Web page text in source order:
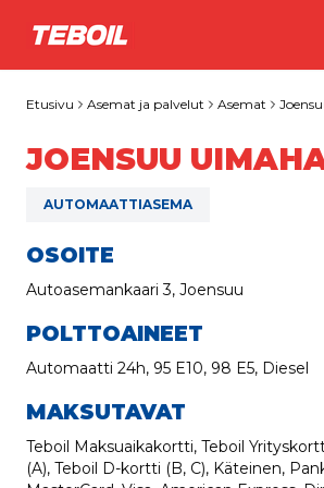
Siirry pääsisältöön
Etusivu Asemat ja palvelut Asemat
JOENSUU
AUTOMAATTIASEMA
OSOITE
Autoasemankaari 3, Joensuu
POLTTOAINEET
Automaatti 24h, 95 E10, 98 E5, Diesel
MAKSUTAVAT
Teboil Maksuaikakortti, Teboil
(A), Teboil D-kortti (B, C), Käteinen,